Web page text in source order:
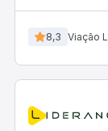
8,3 Viação